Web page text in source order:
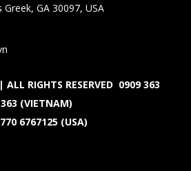
GA 30097, USA
RIGHTS RESERVED 0909 363
363 (VIETNAM)
6767125 (USA)